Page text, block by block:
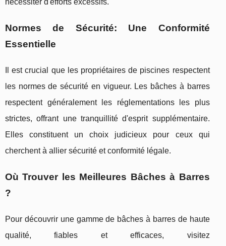
Normes de Sécurité: Une Conformité
Essentielle
Il est crucial que les propriétaires de piscines respectent
les normes de sécurité en vigueur. Les bâches à barres
respectent généralement les réglementations les plus
strictes, offrant une tranquillité d'esprit supplémentaire.
Elles constituent un choix judicieux pour ceux qui
cherchent à allier sécurité et conformité légale.
Où Trouver les Meilleures Bâches à Barres
?
Pour découvrir une gamme de bâches à barres de haute
qualité, fiables et efficaces, visitez